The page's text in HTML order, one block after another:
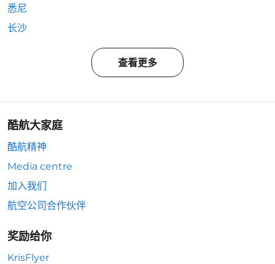
悉尼
长沙
查看更多
酷航大家庭
酷航精神
Media centre
加入我们
航空公司合作伙伴
奖励给你
KrisFlyer